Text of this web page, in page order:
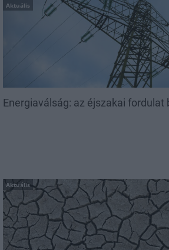
Aktuális
Energiaválság: az éjszakai fordulat
Aktuális